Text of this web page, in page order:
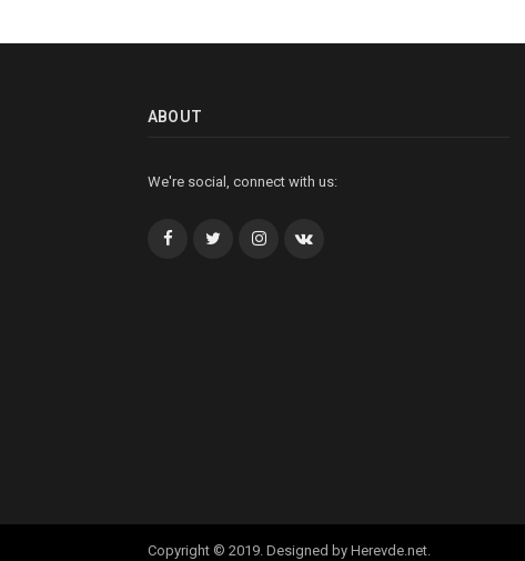
ABOUT
We're social, connect with us:
FacebookTwitterİnstagram+
VK
Copyright © 2019. Designed by Herevde.net.